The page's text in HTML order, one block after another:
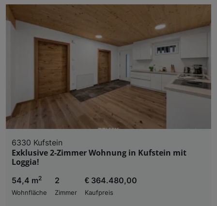
6330 Kufstein
Exklusive 2-Zimmer Wohnung in Kufstein mit
Loggia!
54,4 m2
Wohnfläche
2
Zimmer
€ 364.480,00
Kaufpreis
Liste der Partner (Lieferanten)